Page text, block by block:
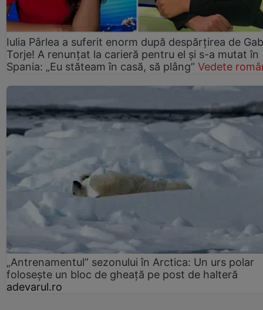
Iulia Pârlea a suferit enorm după despărțirea de
Torje! A renunțat la carieră pentru el și s-a mutat în
Spania: „Eu stăteam în casă, să plâng” Vedete
„Antrenamentul” sezonului în Arctica: Un urs polar
folosește un bloc de gheață pe post de halteră
adevarul.ro